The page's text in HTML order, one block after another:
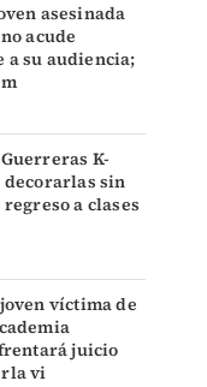
asesinada
acude
a su audiencia;
K-
decorarlas sin
a clases
víctima de
juicio
vi